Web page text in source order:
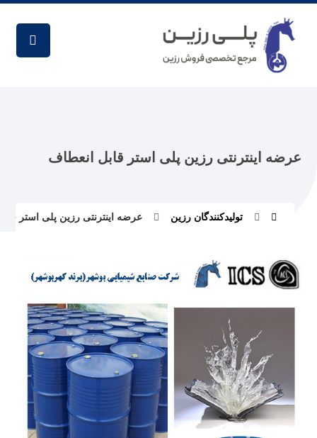
عرضه اینترنتی رزین پلی استر قابل انعطاف
تولیدکنندگان رزین عرضه اینترنتی رزین پلی استر